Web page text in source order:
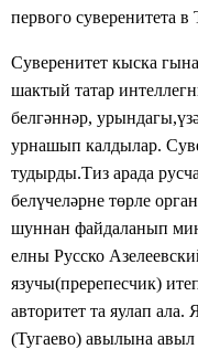
первого суверенитета
Суверенитет кыска
шактый татар
белгәннәр,
урнашып калдылар.
тудырды.Тиз арада
белүчеләрне төрле
шуннан файдаланып
елны Русско
язучы(пререпесчик)
авторитет та яулап
(Тугаево) авылына